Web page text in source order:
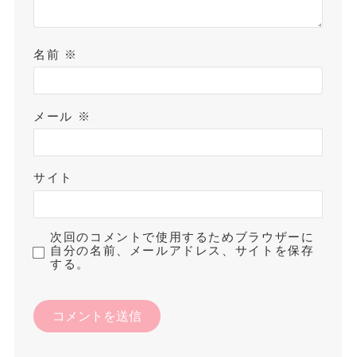
名前 ※
メール ※
サイト
次回のコメントで使用するためブラウザーに
自分の名前、メールアドレス、サイトを保存
する。